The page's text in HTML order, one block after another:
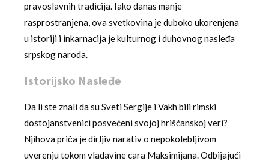
pravoslavnih tradicija. Iako danas manje
rasprostranjena, ova svetkovina je duboko ukorenjena
u istoriji i inkarnacija je kulturnog i duhovnog nasleđa
srpskog naroda.
Istorijsko Nasleđe
Da li ste znali da su Sveti Sergije i Vakh bili rimski
dostojanstvenici posvećeni svojoj hrišćanskoj veri?
Njihova priča je dirljiv narativ o nepokolebljivom
uverenju tokom vladavine cara Maksimijana. Odbijajući